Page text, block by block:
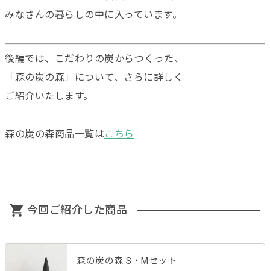
みなさんの暮らしの中に入っています。
後編では、こだわりの炭からつくった、
「森の炭の森」について、さらに詳しく
ご紹介いたします。
森の炭の森商品一覧は こちら
今回ご紹介した商品
森の炭の森 S・Mセット